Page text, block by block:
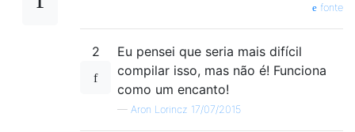
fonte
2
Eu pensei que seria mais difícil
compilar isso, mas não é! Funciona
como um encanto!
— Aron Lorincz 17/07/2015